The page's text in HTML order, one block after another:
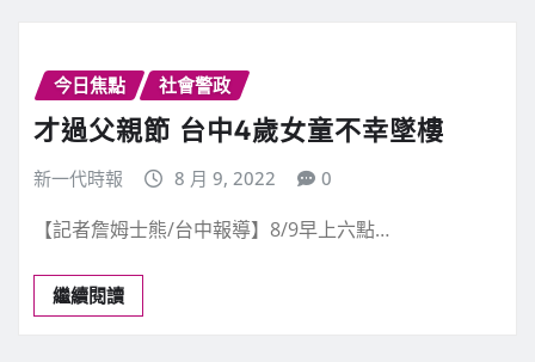
今日焦點 社會警政
才過父親節 台中4歲女童不幸墜樓
新一代時報 8 月 9, 2022 0
【記者詹姆士熊/台中報導】8/9早上六點…
繼續閱讀